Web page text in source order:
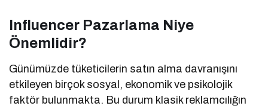
Influencer Pazarlama Niye
Önemlidir?
Günümüzde tüketicilerin satın alma davranışını
etkileyen birçok sosyal, ekonomik ve psikolojik
faktör bulunmakta. Bu durum klasik reklamcılığın